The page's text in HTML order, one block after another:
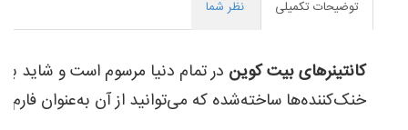
و
بهره‌وری
داشته
توضیحات تکمیلی نظر شما
کانتینرهای بیت کوین در تمام دنیا مرسوم است و شاید
خنک‌کننده‌ها ساخته‌شده که می‌توانید از آن به‌عنوان فارم